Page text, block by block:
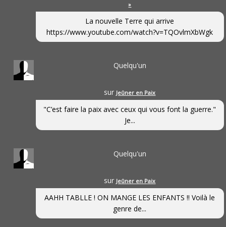
»
La nouvelle Terre qui arrive
https://www.youtube.com/watch?v=TQOvlmXbWgk
Quelqu'un
sur Jeûner en Paix
"C’est faire la paix avec ceux qui vous font la guerre."
Je...
Quelqu'un
sur Jeûner en Paix
AAHH TABLLE ! ON MANGE LES ENFANTS !! Voilà le
genre de...